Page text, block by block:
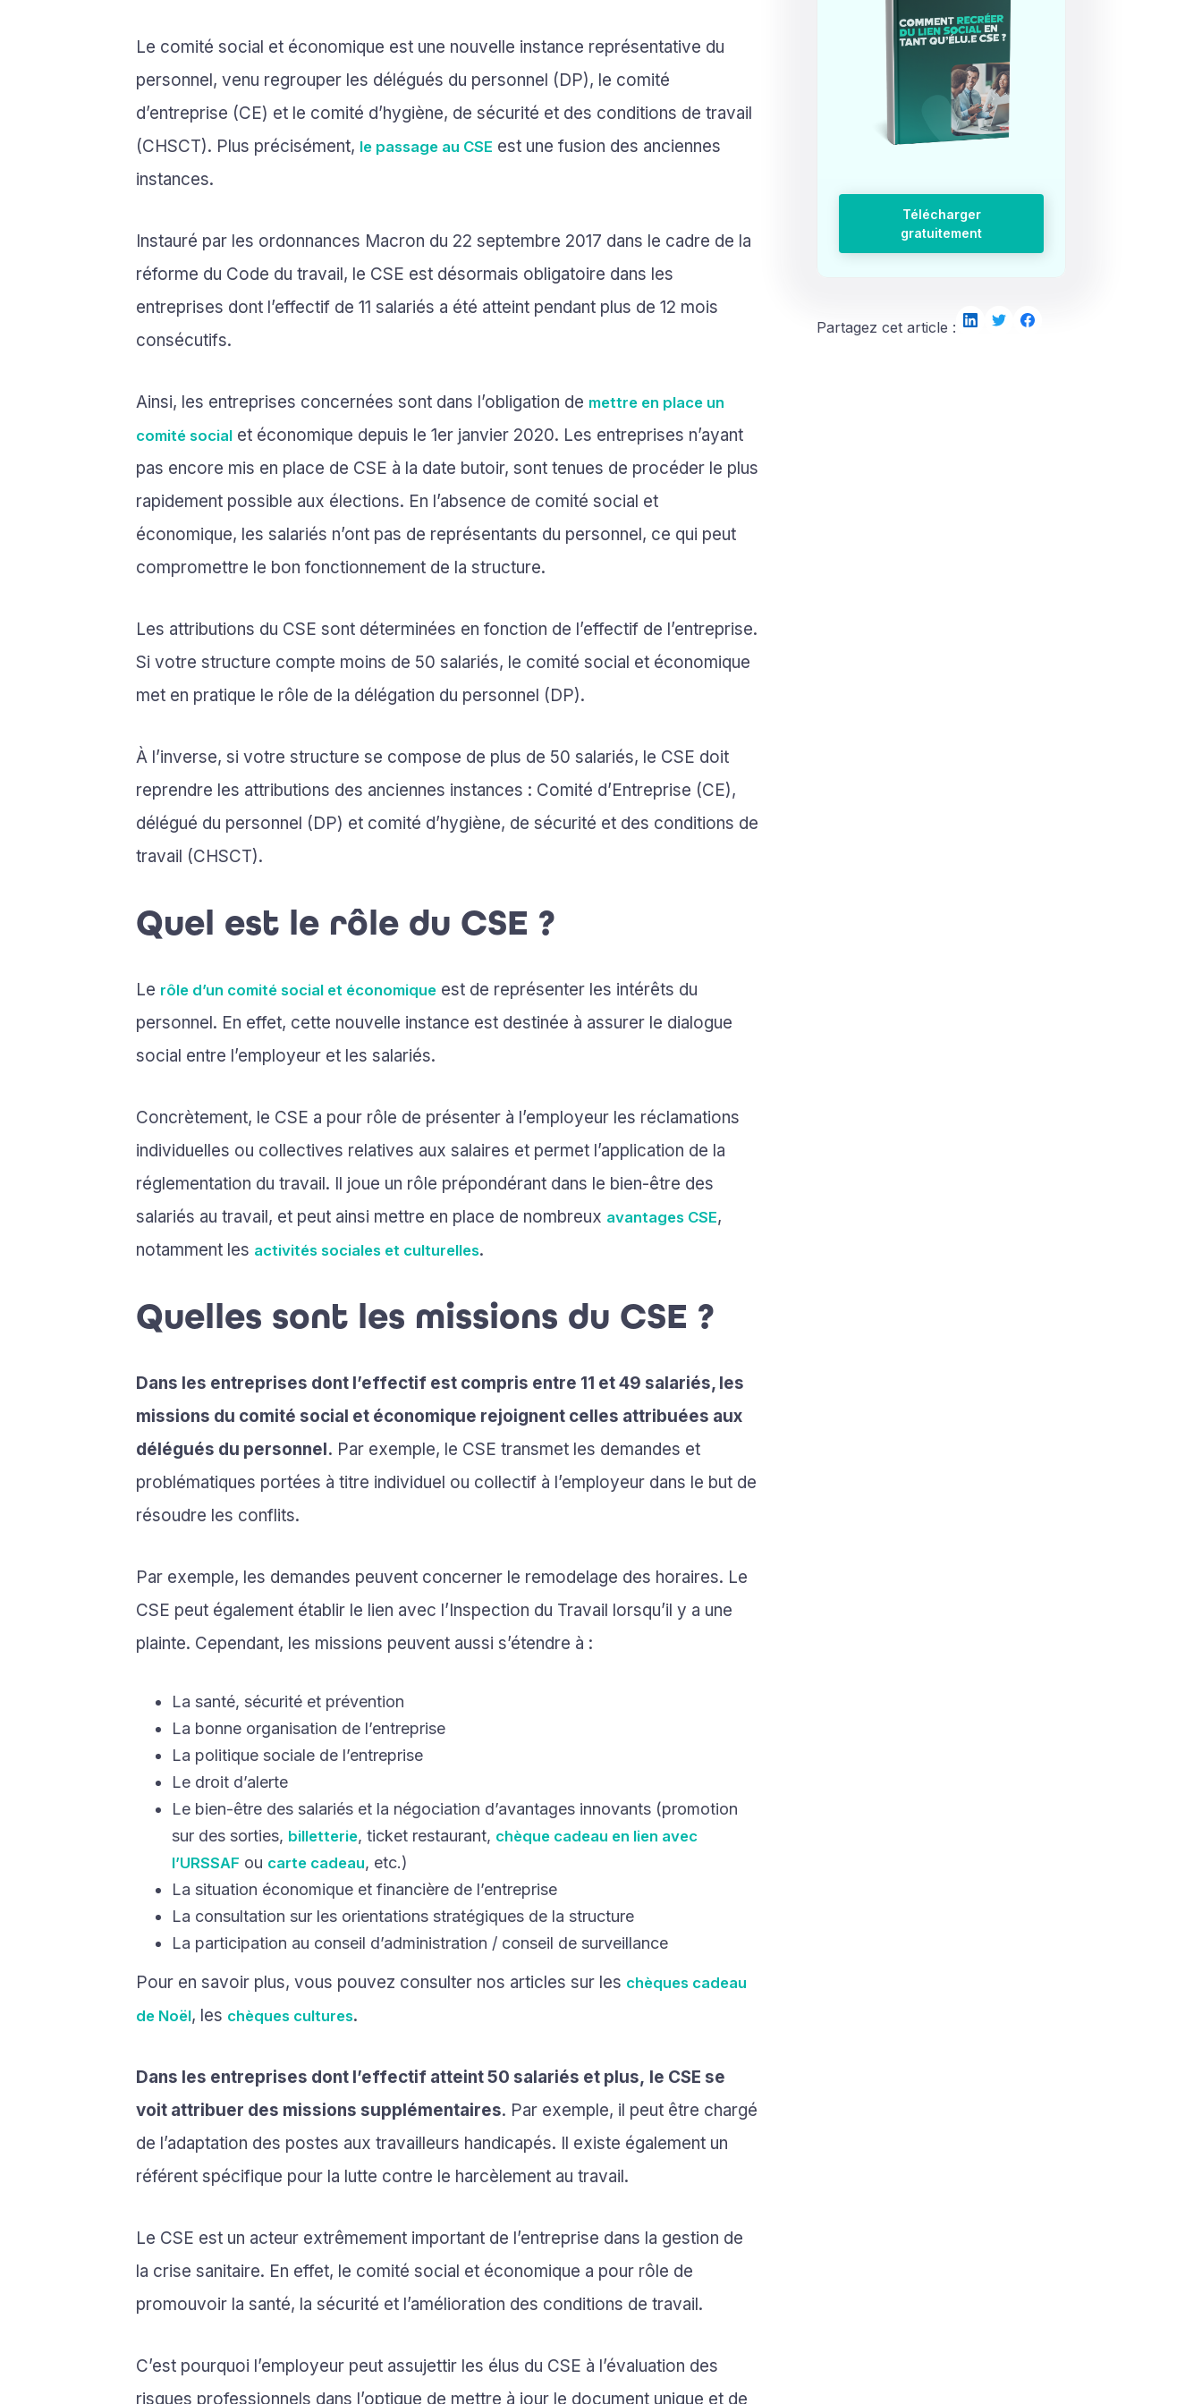
Le comité social et économique est une nouvelle instance représentative du
personnel, venu regrouper les délégués du personnel (DP), le comité
d’entreprise (CE) et le comité d’hygiène, de sécurité et des conditions de travail
(CHSCT). Plus précisément, le passage au CSE est une fusion des anciennes
instances.
Instauré par les ordonnances Macron du 22 septembre 2017 dans le cadre de la
réforme du Code du travail, le CSE est désormais obligatoire dans les
entreprises dont l’effectif de 11 salariés a été atteint pendant plus de 12 mois
consécutifs.
Ainsi, les entreprises concernées sont dans l’obligation de mettre en place un
comité social et économique depuis le 1er janvier 2020. Les entreprises n’ayant
pas encore mis en place de CSE à la date butoir, sont tenues de procéder le plus
rapidement possible aux élections. En l’absence de comité social et
économique, les salariés n’ont pas de représentants du personnel, ce qui peut
compromettre le bon fonctionnement de la structure.
Les attributions du CSE sont déterminées en fonction de l’effectif de l’entreprise.
Si votre structure compte moins de 50 salariés, le comité social et économique
met en pratique le rôle de la délégation du personnel (DP).
À l’inverse, si votre structure se compose de plus de 50 salariés, le CSE doit
reprendre les attributions des anciennes instances : Comité d’Entreprise (CE),
délégué du personnel (DP) et comité d’hygiène, de sécurité et des conditions de
travail (CHSCT).
Quel est le rôle du CSE ?
Le rôle d’un comité social et économique est de représenter les intérêts du
personnel. En effet, cette nouvelle instance est destinée à assurer le dialogue
social entre l’employeur et les salariés.
Concrètement, le CSE a pour rôle de présenter à l’employeur les réclamations
individuelles ou collectives relatives aux salaires et permet l’application de la
réglementation du travail. Il joue un rôle prépondérant dans le bien-être des
salariés au travail, et peut ainsi mettre en place de nombreux avantages CSE,
notamment les activités sociales et culturelles.
Quelles sont les missions du CSE ?
Dans les entreprises dont l’effectif est compris entre 11 et 49 salariés, les
missions du comité social et économique rejoignent celles attribuées aux
délégués du personnel. Par exemple, le CSE transmet les demandes et
problématiques portées à titre individuel ou collectif à l’employeur dans le but de
résoudre les conflits.
Par exemple, les demandes peuvent concerner le remodelage des horaires. Le
CSE peut également établir le lien avec l’Inspection du Travail lorsqu’il y a une
plainte. Cependant, les missions peuvent aussi s’étendre à :
La santé, sécurité et prévention
La bonne organisation de l’entreprise
La politique sociale de l’entreprise
Le droit d’alerte
Le bien-être des salariés et la négociation d’avantages innovants (promotion
sur des sorties, billetterie, ticket restaurant, chèque cadeau en lien avec
l’URSSAF ou carte cadeau, etc.)
La situation économique et financière de l’entreprise
La consultation sur les orientations stratégiques de la structure
La participation au conseil d’administration / conseil de surveillance
Pour en savoir plus, vous pouvez consulter nos articles sur les chèques cadeau
de Noël, les chèques cultures.
Dans les entreprises dont l’effectif atteint 50 salariés et plus, le CSE se
voit attribuer des missions supplémentaires. Par exemple, il peut être chargé
de l’adaptation des postes aux travailleurs handicapés. Il existe également un
référent spécifique pour la lutte contre le harcèlement au travail.
Le CSE est un acteur extrêmement important de l’entreprise dans la gestion de
la crise sanitaire. En effet, le comité social et économique a pour rôle de
promouvoir la santé, la sécurité et l’amélioration des conditions de travail.
C’est pourquoi l’employeur peut assujettir les élus du CSE à l’évaluation des
risques professionnels dans l’optique de mettre à jour le document unique et de
Télécharger
gratuitement
Partagez cet article :